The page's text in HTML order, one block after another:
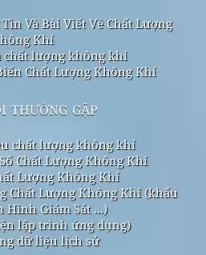
Và Bài Viết Về Chất Lượng
Khí
chất lượng không khí
Chất Lượng Không Khí
thường gặp
chất lượng không khí
Chất Lượng Không Khí
Lượng Không Khí
Chất Lượng Không Khí (khẩu
Hình Giám Sát ...)
lập trình ứng dụng)
dữ liệu lịch sử